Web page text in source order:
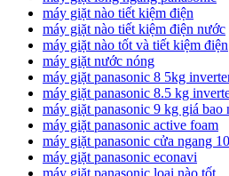
máy giặt nào tiết kiệm điện
máy giặt nào tiết kiệm điện nước
máy giặt nào tốt và tiết kiệm điện
máy giặt nước nóng
máy giặt panasonic 8 5kg
máy giặt panasonic 8.5 kg
máy giặt panasonic 9 kg giá bao
máy giặt panasonic active foam
máy giặt panasonic cửa ngang
máy giặt panasonic econavi
máy giặt panasonic loại nào tốt